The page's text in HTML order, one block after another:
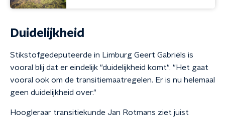
Duidelijkheid
Stikstofgedeputeerde in Limburg Geert Gabriëls is
vooral blij dat er eindelijk "duidelijkheid komt". "Het gaat
vooral ook om de transitiemaatregelen. Er is nu helemaal
geen duidelijkheid over."
Hoogleraar transitiekunde Jan Rotmans ziet juist